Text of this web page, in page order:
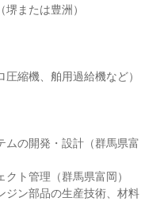
または豊洲）
縮機、舶用過給機など）
ムの開発・設計（群馬県富
ト管理（群馬県富岡）
ジン部品の生産技術、材料